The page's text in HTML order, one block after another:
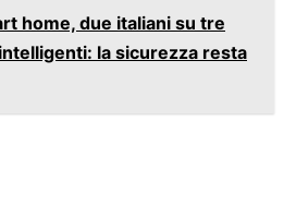
home, due italiani su tre
la sicurezza resta